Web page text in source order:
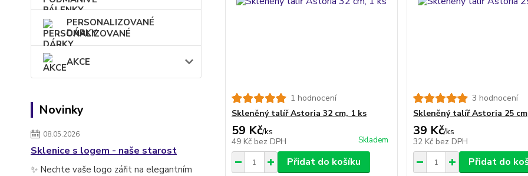
PERSONALIZOVANÉ
DÁRKY
AKCE
Novinky
08.05.2026
Sklenice s logem - naše starost
✨ Nechte vaše logo zářit na elegantním
1 hodnocení
Skleněný talíř Astoria 32 cm, 1 ks
59 Kč/ks
49 Kč bez DPH Skladem
Přidat do košíku
3 hodnocení
Skleněný talíř Astoria 25
39 Kč/ks
32 Kč bez DPH
Přidat do